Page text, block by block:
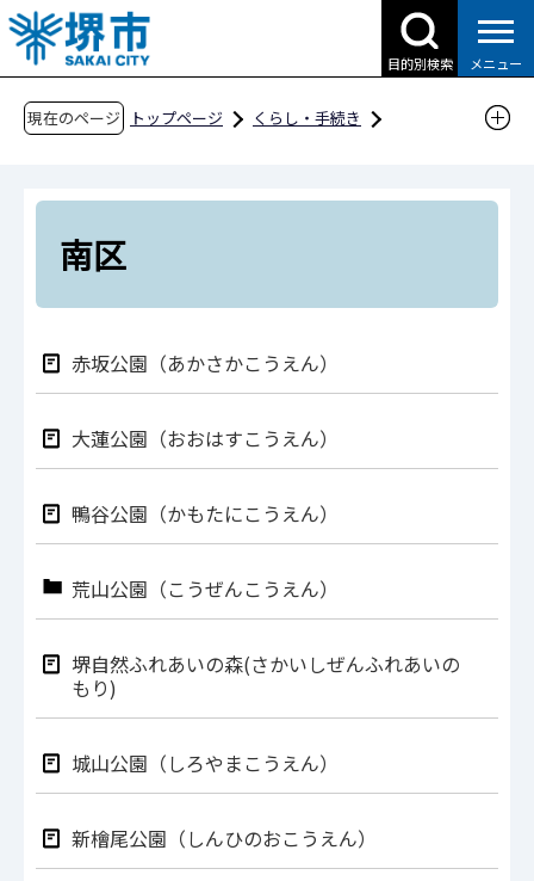
こ
の
ペ
目的別検索 メニュー
現在のページ トップページ
くらし・手続き
南区
赤坂公園（あかさかこうえん）
大蓮公園（おおはすこうえん）
鴨谷公園（かもたにこうえん）
荒山公園（こうぜんこうえん）
堺自然ふれあいの森(さかいしぜんふれあいの
もり)
城山公園（しろやまこうえん）
新檜尾公園（しんひのおこうえん）